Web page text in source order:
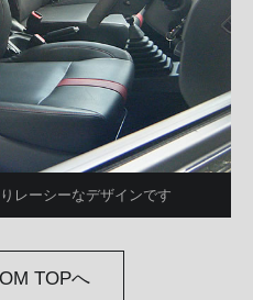
レーシーなデザインです
TOPへ